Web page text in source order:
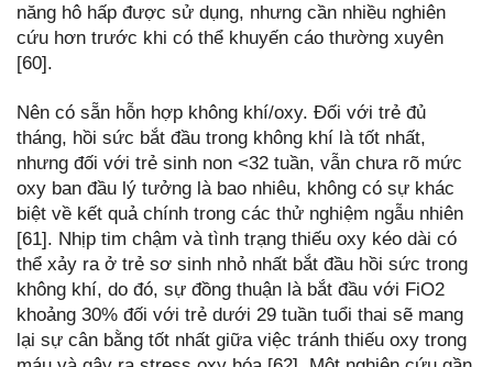
năng hô hấp được sử dụng, nhưng cần nhiều nghiên
cứu hơn trước khi có thể khuyến cáo thường xuyên
[60].
Nên có sẵn hỗn hợp không khí/oxy. Đối với trẻ đủ
tháng, hồi sức bắt đầu trong không khí là tốt nhất,
nhưng đối với trẻ sinh non <32 tuần, vẫn chưa rõ mức
oxy ban đầu lý tưởng là bao nhiêu, không có sự khác
biệt về kết quả chính trong các thử nghiệm ngẫu nhiên
[61]. Nhịp tim chậm và tình trạng thiếu oxy kéo dài có
thể xảy ra ở trẻ sơ sinh nhỏ nhất bắt đầu hồi sức trong
không khí, do đó, sự đồng thuận là bắt đầu với FiO2
khoảng 30% đối với trẻ dưới 29 tuần tuổi thai sẽ mang
lại sự cân bằng tốt nhất giữa việc tránh thiếu oxy trong